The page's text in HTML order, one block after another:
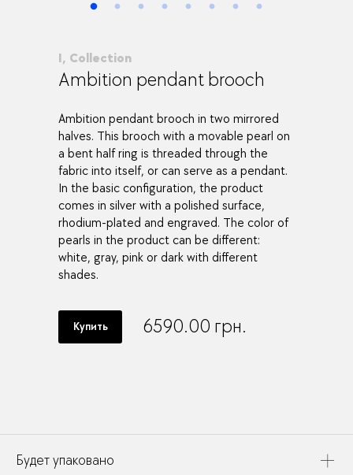
I, Collection
Ambition pendant brooch
Ambition pendant brooch in two mirrored
halves. This brooch with a movable pearl on
a bent half ring is threaded through the
fabric into itself, or can serve as a pendant.
In the basic configuration, the product
comes in silver with a polished surface,
rhodium-plated and engraved. The color of
pearls in the product can be different:
white, gray, pink or dark with different
shades.
Купить 6590.00 грн.
Будет упаковано